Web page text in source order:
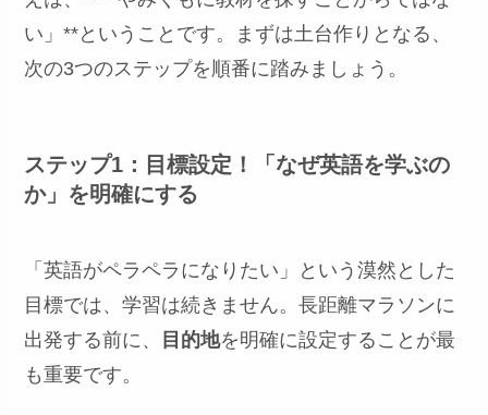
い」**ということです。まずは土台作りとなる、
次の3つのステップを順番に踏みましょう。
ステップ1：目標設定！「なぜ英語を学ぶの
か」を明確にする
「英語がペラペラになりたい」という漠然とした
目標では、学習は続きません。長距離マラソンに
出発する前に、
目的地を明確に設定することが最
も重要です。